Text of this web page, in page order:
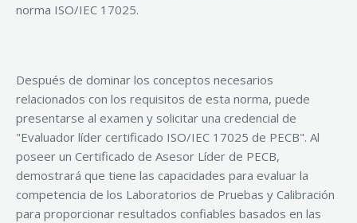
norma ISO/IEC 17025.
Después de dominar los conceptos necesarios
relacionados con los requisitos de esta norma, puede
presentarse al examen y solicitar una credencial de
"Evaluador líder certificado ISO/IEC 17025 de PECB". Al
poseer un Certificado de Asesor Líder de PECB,
demostrará que tiene las capacidades para evaluar la
competencia de los Laboratorios de Pruebas y Calibración
para proporcionar resultados confiables basados ​​en las